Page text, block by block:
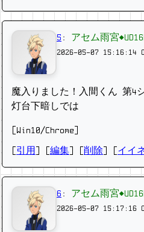
5 : アセム雨宮
2026-05-07 15:16:14
魔入りました！入間くん 第4
灯台下暗しでは
[Win10/Chrome]
引用 編集 削除 イイ
6 : アセム雨宮
2026-05-07 15:17:16